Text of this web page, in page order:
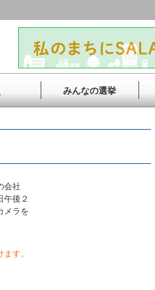
みんなの選挙
会社
午後２
メラを
す。